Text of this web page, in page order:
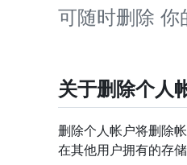
可随时删除
关于删除个人
删除个人帐户将删除
在其他用户拥有的存